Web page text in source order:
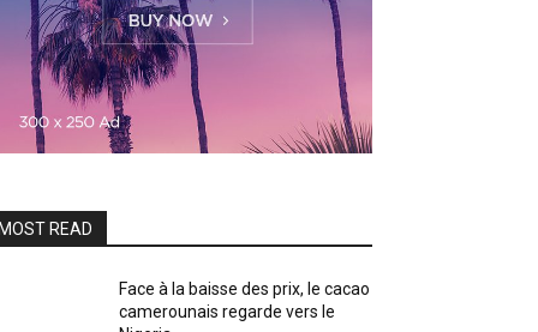
READ
Face à la baisse des prix, le cacao
camerounais regarde vers le